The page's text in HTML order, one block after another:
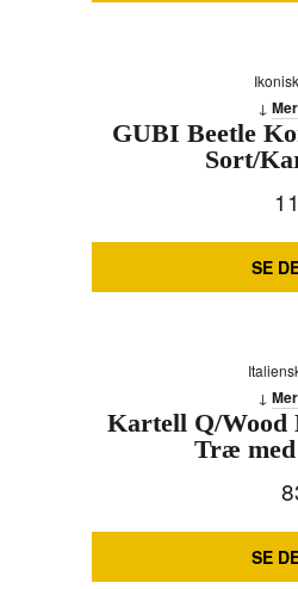
GUBI Beetle
Sort/
SE
Kartell Q/Wood
Træ
SE